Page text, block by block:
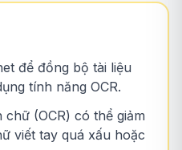
để đồng bộ tài liệu
tính năng OCR.
(OCR) có thể giảm
viết tay quá xấu hoặc